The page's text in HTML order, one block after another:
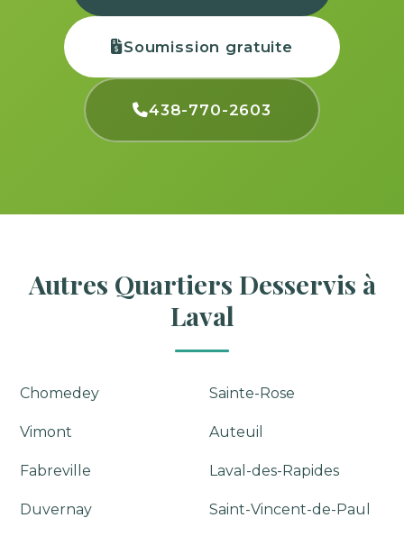
Soumission gratuite
438-770-2603
Autres Quartiers Desservis à
Laval
Chomedey Sainte-Rose
Vimont Auteuil
Fabreville Laval-des-Rapides
Duvernay Saint-Vincent-de-Paul